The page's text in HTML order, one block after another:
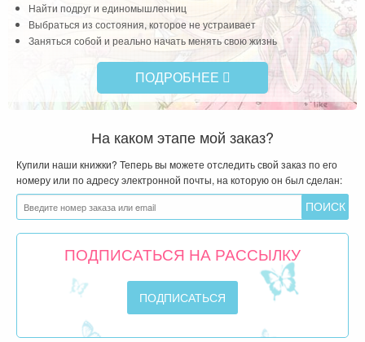
Найти подруг и единомышленниц
Выбраться из состояния, которое не устраивает
Заняться собой и реально начать менять свою жизнь
ПОДРОБНЕЕ
На каком этапе мой заказ?
Купили наши книжки? Теперь вы можете отследить свой заказ по его
номеру или по адресу электронной почты, на которую он был сделан:
ПОДПИСАТЬСЯ НА РАССЫЛКУ